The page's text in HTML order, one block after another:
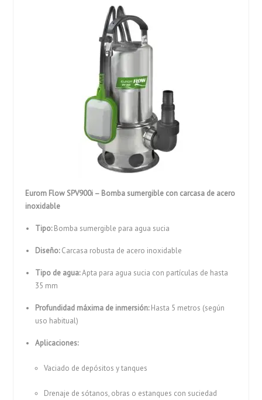
Eurom Flow SPV900i – Bomba sumergible con carcasa de acero
inoxidable
Tipo:Bomba sumergible para agua sucia
Diseño:Carcasa robusta de acero inoxidable
Tipo de agua:Apta para agua sucia con partículas de hasta
35 mm
Profundidad máxima de inmersión:Hasta 5 metros (según
uso habitual)
Aplicaciones:
Vaciado de depósitos y tanques
Drenaje de sótanos, obras o estanques con suciedad